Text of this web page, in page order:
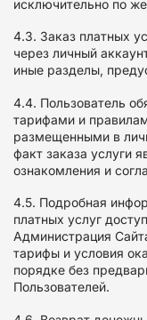
исключительно по
4.3. Заказ платных
через личный
иные разделы,
4.4. Пользователь
тарифами и
размещенными в
факт заказа услуги
ознакомления и
4.5. Подробная
платных услуг
Администрация
тарифы и условия
порядке без
Пользователей.